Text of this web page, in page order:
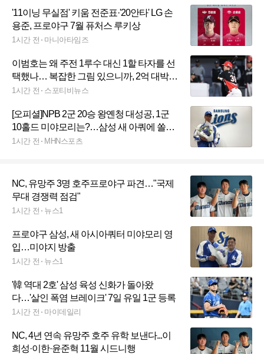
'11이닝 무실점' 키움 전준표·'20안타' LG 손
용준, 프로야구 7월 퓨처스 루키상
1시간 전 마니아타임즈
이범호는 왜 주전 1루수 대신 1할 타자를 선
택했나… 복잡한 그림 있으니까, 2억 대박
터질까
1시간 전 스포티비뉴스
[오피셜]NPB 2군 20승 왕옌청 대성공, 1군
10홀드 미야모리는?…삼성 새 아쿼에 쏠리
는 시선
1시간 전 MHN스포츠
NC, 유망주 3명 호주프로야구 파견…"국제
무대 경쟁력 점검"
1시간 전 뉴스1
프로야구 삼성, 새 아시아쿼터 미야모리 영
입…미야지 방출
1시간 전 뉴스1
'韓 역대 2호' 삼성 육성 신화가 돌아왔
다…'살인 폭염 브레이크' 7일 유일 1군 등록
1시간 전 마이데일리
NC, 4년 연속 유망주 호주 유학 보낸다...이
희성·이한·윤준혁 11월 시드니행